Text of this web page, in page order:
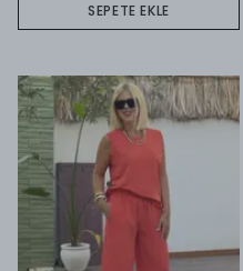
SEPETE EKLE